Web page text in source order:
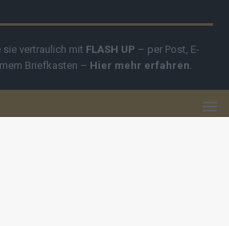
sie vertraulich mit FLASH UP – per Post, E-
Briefkasten – Hier mehr erfahren.